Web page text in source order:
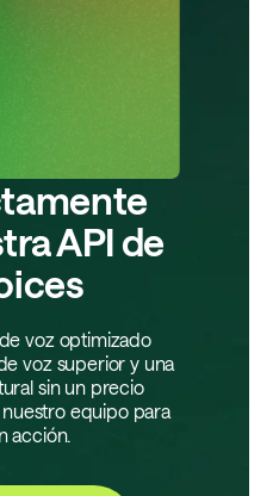
API de
voz optimizado
voz superior y una
sin un precio
equipo para
acción.